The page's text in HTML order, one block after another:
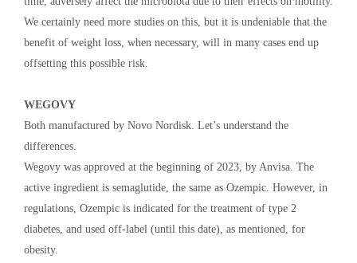
We certainly need more studies on this, but it is undeniable that the
benefit of weight loss, when necessary, will in many cases end up
offsetting this possible risk.
WEGOVY
Both manufactured by Novo Nordisk. Let’s understand the
differences.
Wegovy was approved at the beginning of 2023, by Anvisa. The
active ingredient is semaglutide, the same as Ozempic. However, in
regulations, Ozempic is indicated for the treatment of type 2
diabetes, and used off-label (until this date), as mentioned, for
obesity.